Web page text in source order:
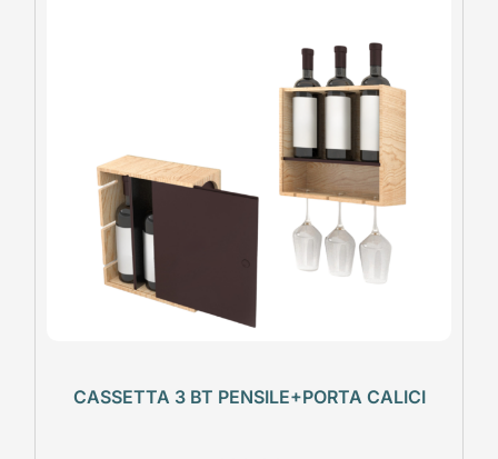
CASSETTA 3 BT PENSILE+PORTA CALICI